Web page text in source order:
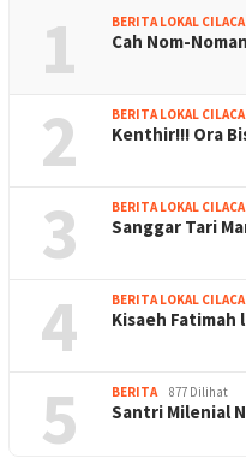
1 BERITA LOKAL
Cah Nom-
2 BERITA LOKAL
Kenthir!!! Ora
3 BERITA LOKAL
Sanggar Tari
4 BERITA LOKAL
Kisaeh
5 BERITA 877 Dilihat
Santri Milenial